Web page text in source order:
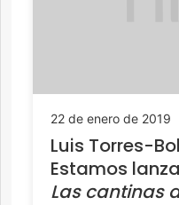
22 de enero de 2019
Luis Torres-
Estamos
Las cantinas